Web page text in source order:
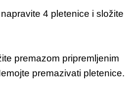
4 pletenice i složite
premazom pripremljenim
premazivati pletenice.